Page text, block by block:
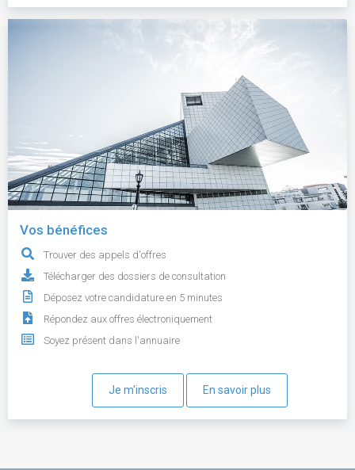
Vos bénéfices
Trouver des appels d'offres
Télécharger des dossiers de consultation
Déposez votre candidature en 5 minutes
Répondez aux offres électroniquement
Soyez présent dans l'annuaire
Je m'inscris En savoir plus